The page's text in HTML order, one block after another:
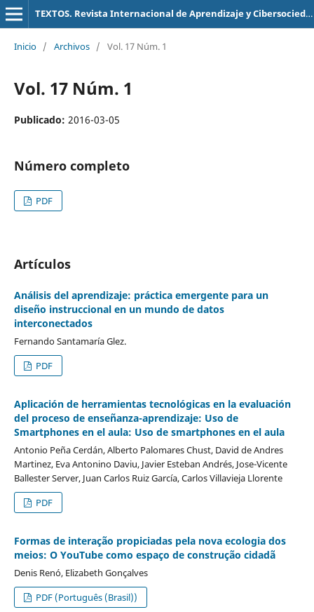
TEXTOS. Revista Internacional de Aprendizaje y Cibersociedad
Inicio / Archivos / Vol. 17 Núm. 1
Vol. 17 Núm. 1
Publicado: 2016-03-05
Número completo
PDF
Artículos
Análisis del aprendizaje: práctica emergente para un
diseño instruccional en un mundo de datos
interconectados
Fernando Santamaría Glez.
PDF
Aplicación de herramientas tecnológicas en la evaluación
del proceso de enseñanza-aprendizaje: Uso de
Smartphones en el aula: Uso de smartphones en el aula
Antonio Peña Cerdán, Alberto Palomares Chust, David de Andres
Martinez, Eva Antonino Daviu, Javier Esteban Andrés, Jose-Vicente
Ballester Server, Juan Carlos Ruiz García, Carlos Villavieja Llorente
PDF
Formas de interação propiciadas pela nova ecologia dos
meios: O YouTube como espaço de construção cidadã
Denis Renó, Elizabeth Gonçalves
PDF (Português (Brasil))